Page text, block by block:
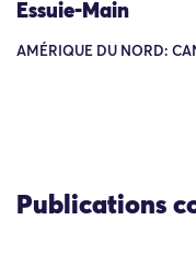
Essuie-Main
AMÉRIQUE DU NORD:
Publications